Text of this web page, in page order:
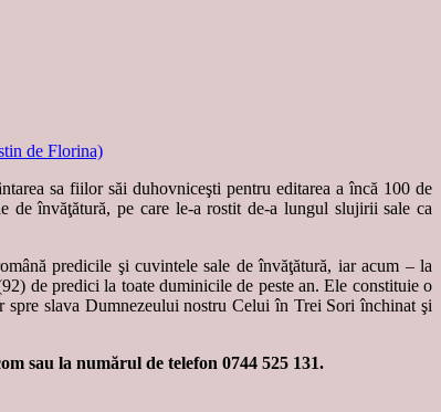
sa fiilor săi duhovniceşti pentru editarea a încă 100 de
învăţătură, pe care le-a rostit de-a lungul slujirii sale ca
predicile şi cuvintele sale de învăţătură, iar acum – la
de predici la toate duminicile de peste an. Ele constituie o
slava Dumnezeului nostru Celui în Trei Sori închinat şi
sau la numărul de telefon 0744 525 131.